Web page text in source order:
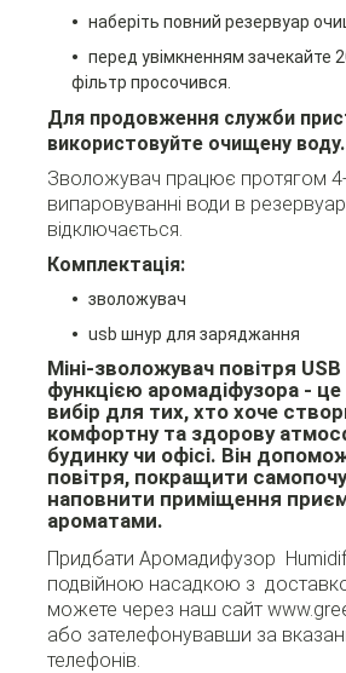
наберіть повний резервуар
перед увімкненням зачекайте
фільтр просочився.
Для продовження служби
використовуйте очищену воду.
Зволожувач працює протягом
випаровуванні води в
відключається.
Комплектація:
зволожувач
usb шнур для заряджання
Міні-зволожувач повітря
функцією аромадіфузора - це
вибір для тих, хто хоче
комфортну та здорову
будинку чи офісі. Він
повітря, покращити
наповнити приміщення
ароматами.
Придбати Аромадифузор
подвійною насадкою з
можете через наш сайт
або зателефонувавши за
телефонів.